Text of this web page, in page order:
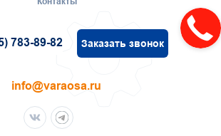
783-89-82
info@varaosa.ru
Заказать звонок